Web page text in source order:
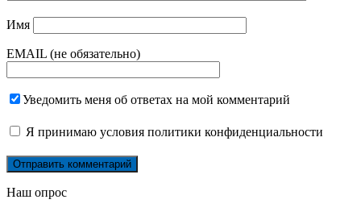
Имя
EMAIL (не обязательно)
Уведомить меня об ответах на мой комментарий
Я принимаю условия политики конфиденциальности
Наш опрос